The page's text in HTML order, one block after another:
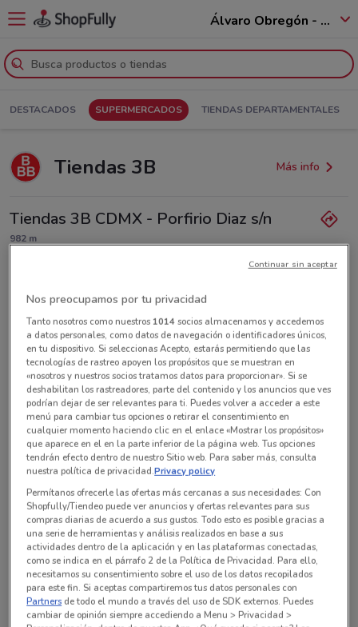
Álvaro Obregón - 01520
DESTACADOS SUPERMERCADOS TIENDAS DEPARTAMENTALES
Tiendas 3B Más info
Tiendas 3B CDMX - Porfirio Diaz s/n
982 m
Todas las ofertas de esta tienda
En este momento no hay ofertas vigentes
Nos preocupamos por tu privacidad
Tanto nosotros como nuestros 1014socios almacenamos y accedemos
a datos personales, como datos de navegación o identificadores únicos,
en tu dispositivo. Si seleccionas Acepto, estarás permitiendo que las
tecnologías de rastreo apoyen los propósitos que se muestran en
«nosotros y nuestros socios tratamos datos para proporcionar». Si se
deshabilitan los rastreadores, parte del contenido y los anuncios que ves
podrían dejar de ser relevantes para ti. Puedes volver a acceder a este
menú para cambiar tus opciones o retirar el consentimiento en
cualquier momento haciendo clic en el enlace «Mostrar los propósitos»
que aparece en el en la parte inferior de la página web. Tus opciones
tendrán efecto dentro de nuestro Sitio web. Para saber más, consulta
nuestra política de privacidad.Privacy policy
Permítanos ofrecerle las ofertas más cercanas a sus necesidades: Con
Shopfully/Tiendeo puede ver anuncios y ofertas relevantes para sus
compras diarias de acuerdo a sus gustos. Todo esto es posible gracias a
una serie de herramientas y análisis realizados en base a sus
actividades dentro de la aplicación y en las plataformas conectadas,
como se indica en el párrafo 2 de la Política de Privacidad. Para ello,
necesitamos su consentimiento sobre el uso de los datos recopilados
para este fin. Si aceptas compartiremos tus datos personales con
Partners de todo el mundo a través del uso de SDK externos. Puedes
cambiar de opinión siempre accediendo a Menu > Privacidad >
Continuar sin aceptar